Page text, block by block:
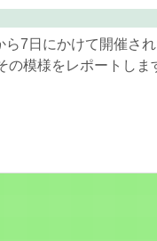
7日にかけて開催さ
の模様をレポートしま